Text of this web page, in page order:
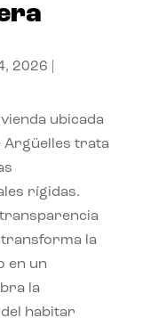
2026
ubicada
Argüelles trata
rígidas.
transforma la
en un
la
habitar